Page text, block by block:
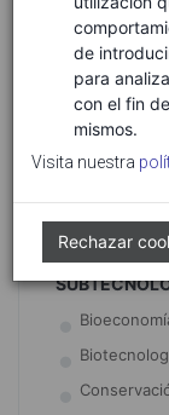
de
para
con el fin
mismos.
Visita nuestra
Rechazar
Gestión
Gestión